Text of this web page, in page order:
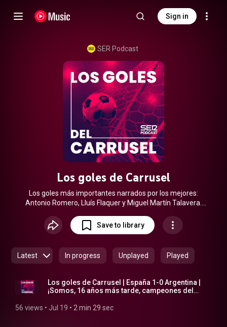
Sign in
SER Podcast
Los goles de Carrusel
Los goles más importantes narrados por los mejores:
Antonio Romero, Lluís Flaquer y Miguel Martín Talavera.
Save to library
Latest In progress Unplayed Played
Los goles de Carrusel | España 1-0 Argentina |
¡Somos, 16 años más tarde, campeones del
56 views • Jul 19 • 2 min 29 sec